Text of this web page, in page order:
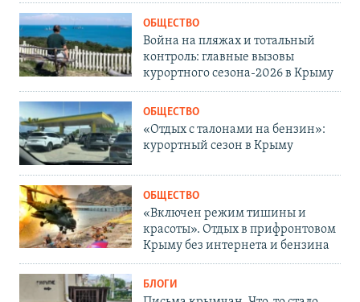
ОБЩЕСТВО
Война на пляжах и тотальный
контроль: главные вызовы
курортного сезона-2026 в Крыму
ОБЩЕСТВО
«Отдых с талонами на бензин»:
курортный сезон в Крыму
ОБЩЕСТВО
«Включен режим тишины и
красоты». Отдых в прифронтовом
Крыму без интернета и бензина
БЛОГИ